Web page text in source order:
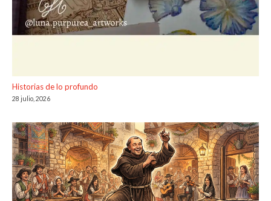
Historias de lo profundo
28 julio, 2026